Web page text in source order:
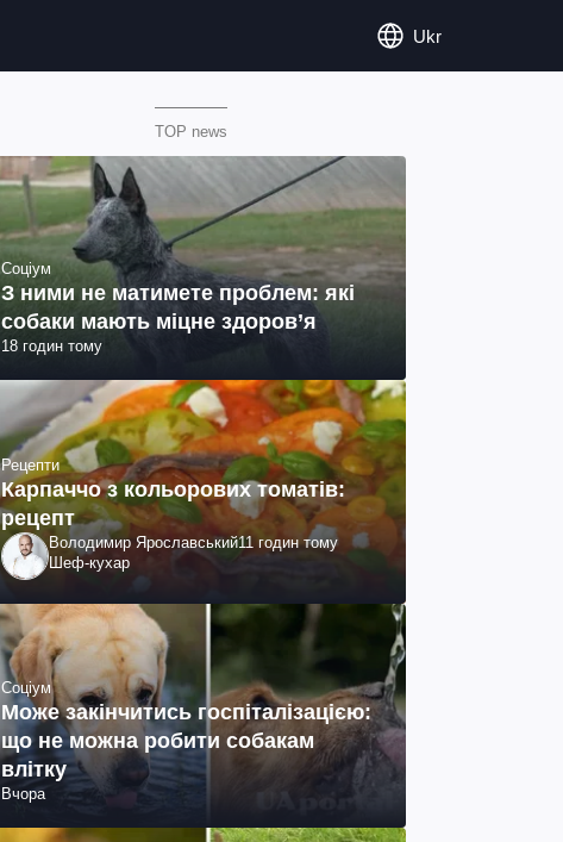
Ukr
TOP news
Соціум
З ними не матимете проблем: які
собаки мають міцне здоров’я
18 годин тому
Рецепти
Карпаччо з кольорових томатів:
рецепт
Володимир Ярославський11 годин тому
Шеф-кухар
Соціум
Може закінчитись госпіталізацією:
що не можна робити собакам
влітку
Вчора